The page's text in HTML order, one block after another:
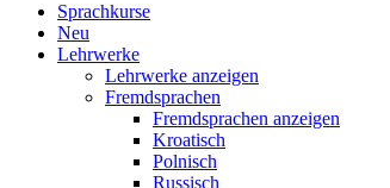
Sprachkurse
Neu
Lehrwerke
Lehrwerke anzeigen
Fremdsprachen
Fremdsprachen anzeigen
Kroatisch
Polnisch
Russisch